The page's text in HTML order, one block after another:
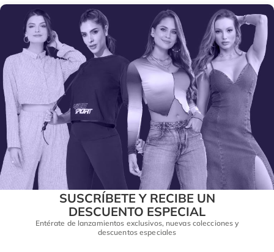
SUSCRÍBETE Y RECIBE UN
DESCUENTO ESPECIAL
Entérate de lanzamientos exclusivos, nuevas colecciones y
descuentos especiales